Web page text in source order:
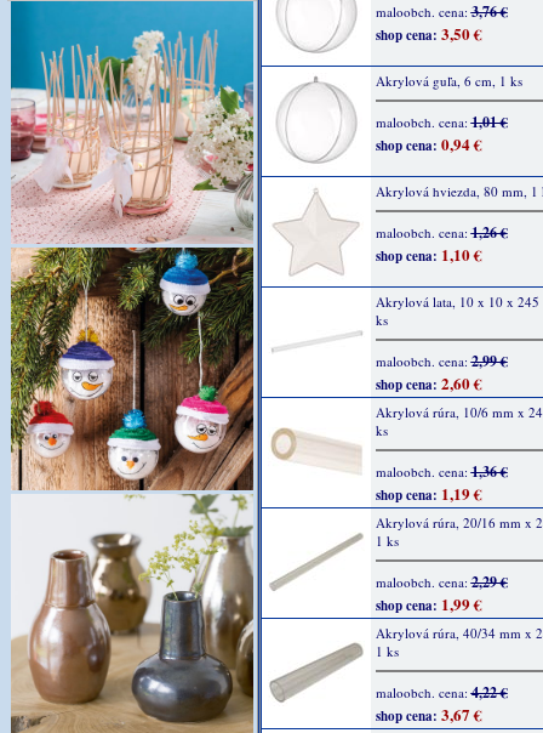
maloobch. cena:3,76 €
shop cena: 3,50 €
Akrylová guľa, 6 cm, 1 ks
maloobch. cena:1,01 €
shop cena: 0,94 €
Akrylová hviezda, 80 mm, 1
maloobch. cena:1,26 €
shop cena: 1,10 €
Akrylová lata, 10 x 10 x 245
ks
maloobch. cena:2,99 €
shop cena: 2,60 €
Akrylová rúra, 10/6 mm x
ks
maloobch. cena:1,36 €
shop cena: 1,19 €
Akrylová rúra, 20/16 mm x
1 ks
maloobch. cena:2,29 €
shop cena: 1,99 €
Akrylová rúra, 40/34 mm x
1 ks
maloobch. cena:4,22 €
shop cena: 3,67 €